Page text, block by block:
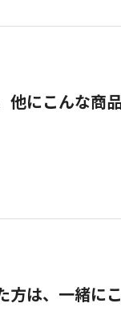
他にこんな商
方は、一緒に